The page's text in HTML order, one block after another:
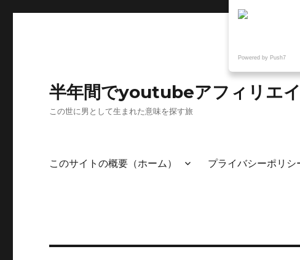
半年間でyoutubeアフィリエ
この世に男として生まれた意味を探す旅
このサイトの概要（ホーム） プライバシーポリシ
Powered by Push7